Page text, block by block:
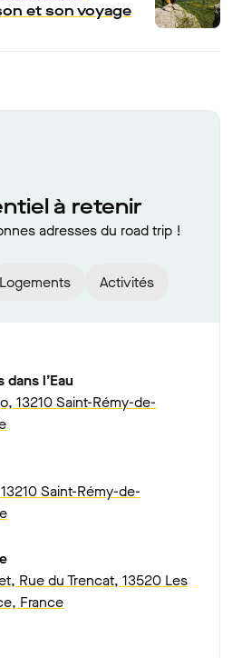
et son voyage
à retenir
adresses du road trip !
Logements Activités
l’Eau
13210 Saint-Rémy-de-
Saint-Rémy-de-
Rue du Trencat, 13520 Les
France